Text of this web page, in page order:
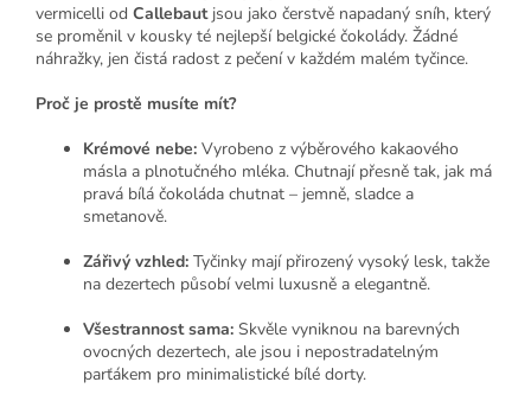
vermicelli od Callebautjsou jako čerstvě napadaný sníh, který
se proměnil v kousky té nejlepší belgické čokolády. Žádné
náhražky, jen čistá radost z pečení v každém malém tyčince.
Proč je prostě musíte mít?
Krémové nebe: Vyrobeno z výběrového kakaového
másla a plnotučného mléka. Chutnají přesně tak, jak má
pravá bílá čokoláda chutnat – jemně, sladce a
smetanově.
Zářivý vzhled: Tyčinky mají přirozený vysoký lesk, takže
na dezertech působí velmi luxusně a elegantně.
Všestrannost sama: Skvěle vyniknou na barevných
ovocných dezertech, ale jsou i nepostradatelným
parťákem pro minimalistické bílé dorty.